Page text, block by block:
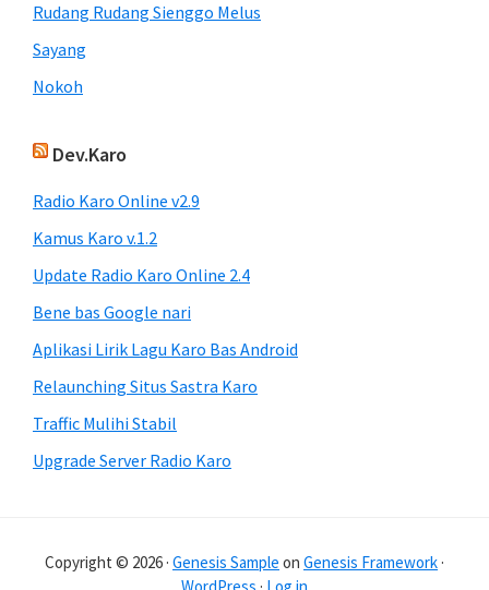
Rudang Rudang Sienggo Melus
Sayang
Nokoh
Dev.Karo
Radio Karo Online v2.9
Kamus Karo v.1.2
Update Radio Karo Online 2.4
Bene bas Google nari
Aplikasi Lirik Lagu Karo Bas Android
Relaunching Situs Sastra Karo
Traffic Mulihi Stabil
Upgrade Server Radio Karo
Copyright © 2026 · Genesis Sample on Genesis Framework ·